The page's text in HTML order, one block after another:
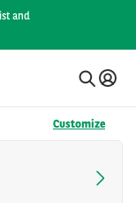
and
Customize